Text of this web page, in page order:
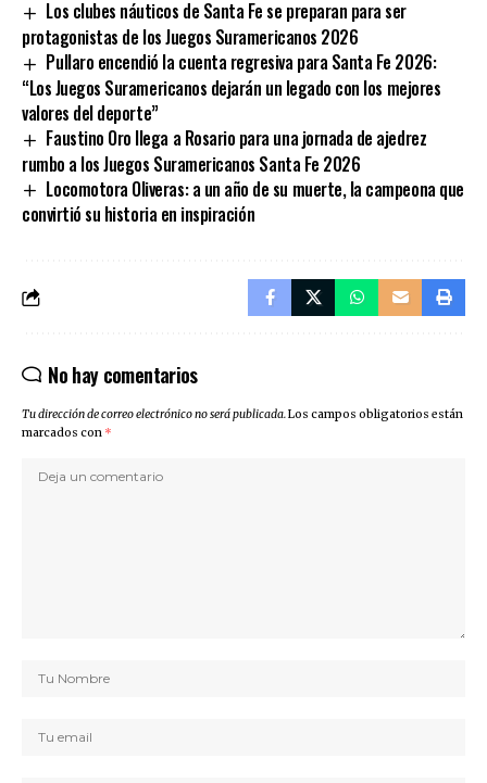
Los clubes náuticos de Santa Fe se preparan para ser
protagonistas de los Juegos Suramericanos 2026
Pullaro encendió la cuenta regresiva para Santa Fe 2026:
“Los Juegos Suramericanos dejarán un legado con los mejores
valores del deporte”
Faustino Oro llega a Rosario para una jornada de ajedrez
rumbo a los Juegos Suramericanos Santa Fe 2026
Locomotora Oliveras: a un año de su muerte, la campeona que
convirtió su historia en inspiración
No hay comentarios
Tu dirección de correo electrónico no será publicada.Los campos obligatorios están
marcados con *